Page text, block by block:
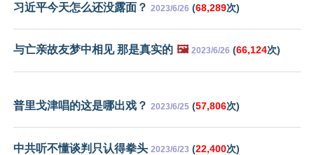
习近平今天怎么还没露面？ 2023/6/26 (68,289次)
与亡亲故友梦中相见 那是真实的 🖼️ 2023/6/26 (66,124次)
普里戈津唱的这是哪出戏？ 2023/6/25 (57,806次)
中共听不懂谈判只认得拳头 2023/6/23 (22,400次)